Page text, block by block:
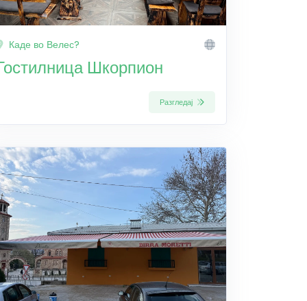
Каде во Велес?
Шкорпион
Разгледај